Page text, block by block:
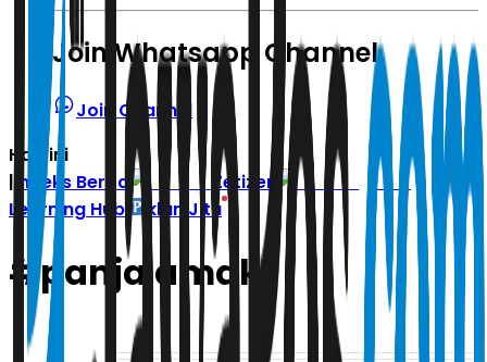
Join Whatsapp Channel
Join Channel
Hari ini
| Indeks Berita
Zetizen
Learning Hub
Iklan Jitu
#panja amdk